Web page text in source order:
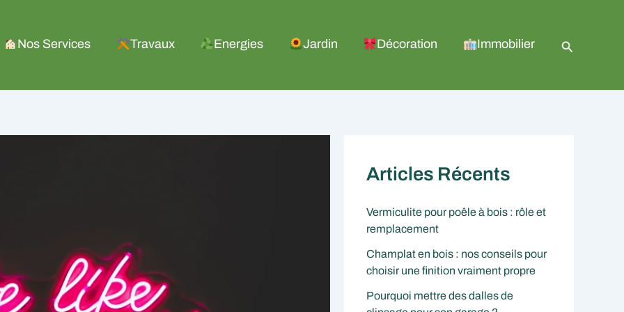
Nos Services Travaux Energies Jardin Décoration Immobilier
Articles Récents
Vermiculite pour poêle à bois : rôle et
remplacement
Champlat en bois : nos conseils pour
choisir une finition vraiment propre
Pourquoi mettre des dalles de